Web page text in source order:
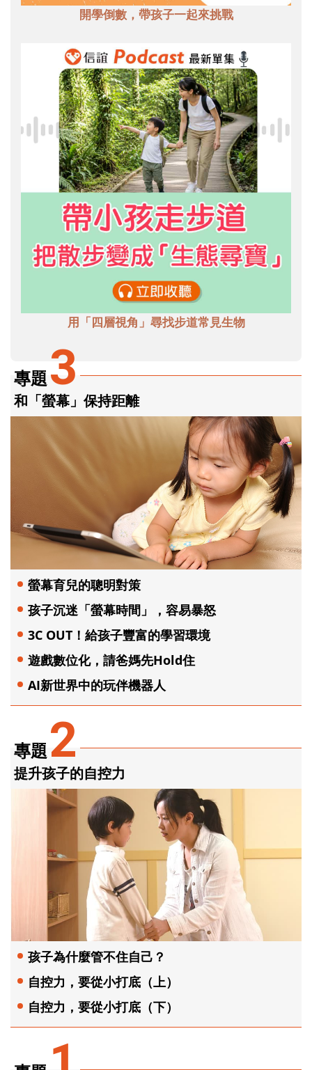
開學倒數，帶孩子一起來挑戰
用「四層視角」尋找步道常見生物
專題2
提升孩子的自控力
孩子為什麼管不住自己？
自控力，要從小打底（上）
自控力，要從小打底（下）
專題3
和「螢幕」保持距離
螢幕育兒的聰明對策
孩子沉迷「螢幕時間」，容易暴怒
3C OUT！給孩子豐富的學習環境
遊戲數位化，請爸媽先Hold住
AI新世界中的玩伴機器人